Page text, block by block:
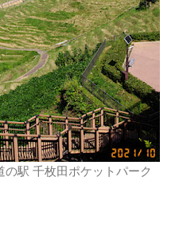
駅 千枚田ポケットパーク